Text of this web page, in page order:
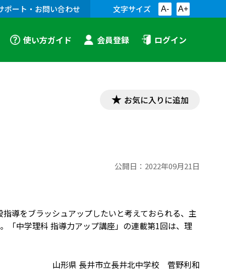
ポート・お問い合わせ 文字サイズ A- A+
使い方ガイド 会員登録 ログイン
お気に入りに追加
公開日： 2022年09月21日
導をブラッシュアップしたいと考えておられる、主
「中学理科 指導力アップ講座」の連載第1回は、理
山形県 長井市立長井北中学校 菅野利和